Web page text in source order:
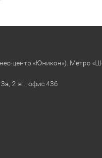
центр «Юникон»). Метро
2 эт., офис 436